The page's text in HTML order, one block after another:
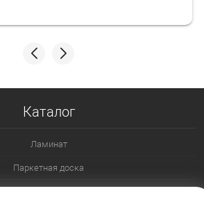
Каталог
Ламинат
Паркетная доска